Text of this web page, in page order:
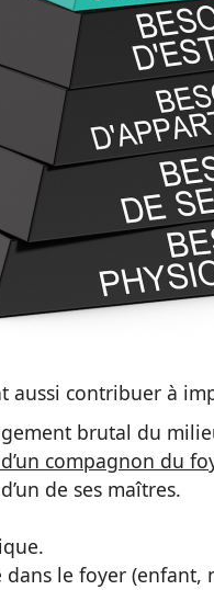
aussi contribuer à
brutal du
compagnon du
de ses maîtres.
dans le foyer